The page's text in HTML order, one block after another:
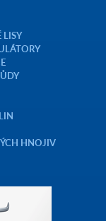
HNOJIV